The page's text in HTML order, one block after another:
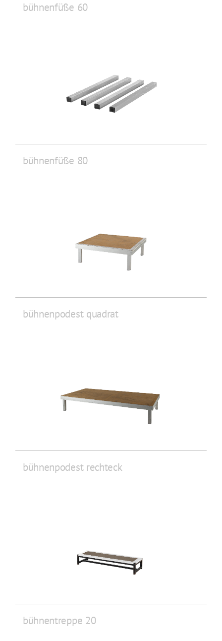
bühnenfüße 60
bühnenfüße 80
bühnenpodest quadrat
bühnenpodest rechteck
bühnentreppe 20